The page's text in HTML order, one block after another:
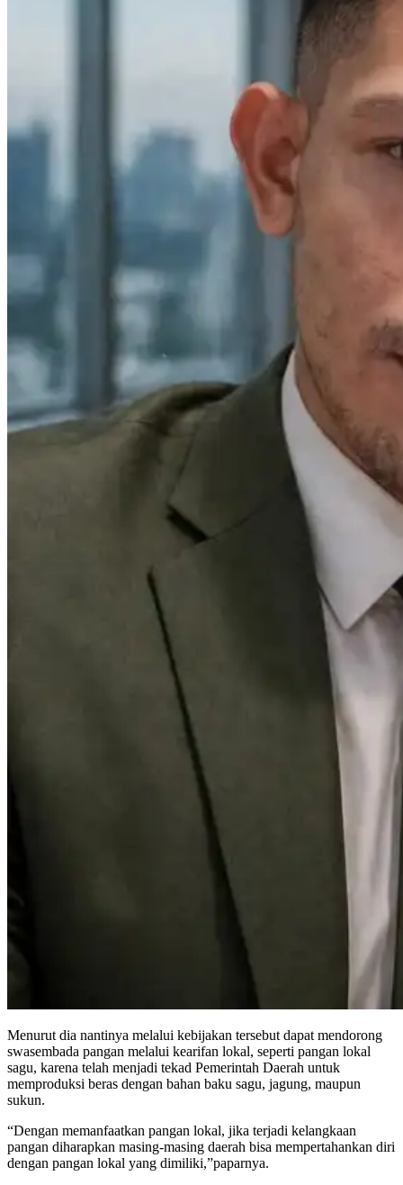
Menurut dia nantinya melalui kebijakan tersebut dapat mendorong
swasembada pangan melalui kearifan lokal, seperti pangan lokal
sagu, karena telah menjadi tekad Pemerintah Daerah untuk
memproduksi beras dengan bahan baku sagu, jagung, maupun
sukun.
“Dengan memanfaatkan pangan lokal, jika terjadi kelangkaan
pangan diharapkan masing-masing daerah bisa mempertahankan diri
dengan pangan lokal yang dimiliki,”paparnya.